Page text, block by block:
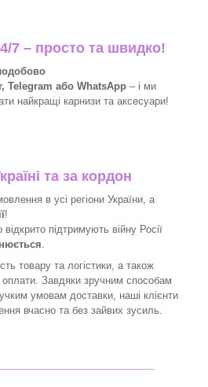
7 – просто та швидко!
Telegram або WhatsApp – і ми
найкращі карнизи та аксесуари!
та за кордон
в усі регіони України, а
!
відкрито підтримують війну Росії
.
товару та логістики, а також
Завдяки зручним способам
умовам доставки, наші клієнти
вчасно та без зайвих зусиль.